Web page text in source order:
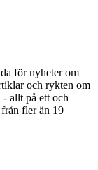
för nyheter om
och rykten om
allt på ett och
fler än 19